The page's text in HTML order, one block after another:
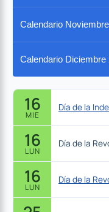
Calendario
Calendario Diciembre
16
MIE
Día de la
16
LUN
Día de la
16
LUN
Día de la